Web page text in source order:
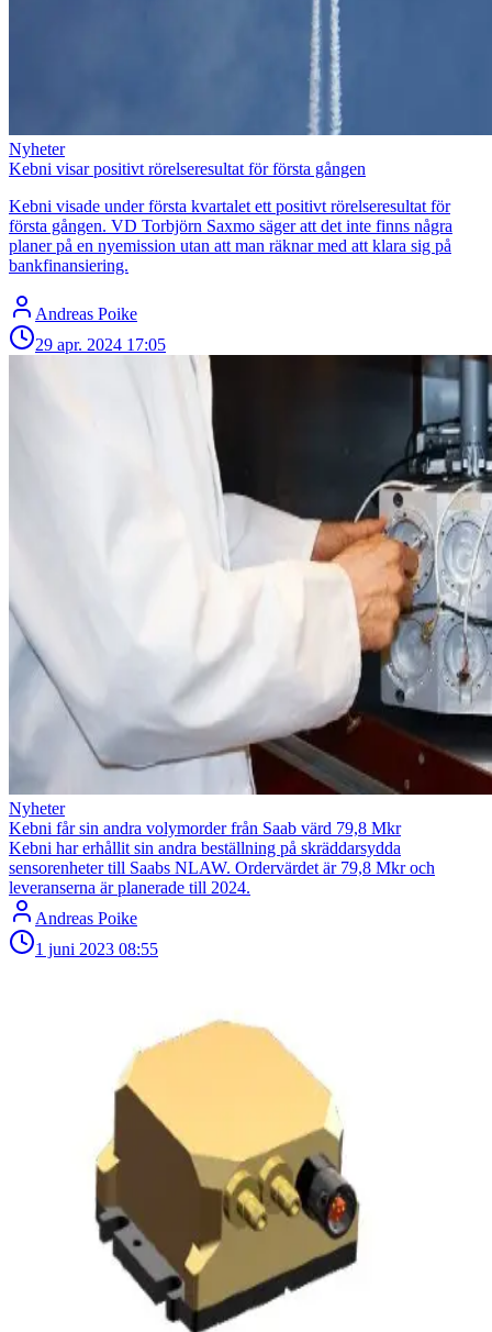
Nyheter
Kebni visar positivt rörelseresultat för första gången
Kebni visade under första kvartalet ett positivt rörelseresultat för
första gången. VD Torbjörn Saxmo säger att det inte finns några
planer på en nyemission utan att man räknar med att klara sig på
bankfinansiering.
Andreas Poike
29 apr. 2024 17:05
Nyheter
Kebni får sin andra volymorder från Saab värd 79,8 Mkr
Kebni har erhållit sin andra beställning på skräddarsydda
sensorenheter till Saabs NLAW. Ordervärdet är 79,8 Mkr och
leveranserna är planerade till 2024.
Andreas Poike
1 juni 2023 08:55